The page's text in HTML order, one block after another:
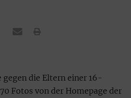
die Eltern einer 16-
Fotos von der Homepage der